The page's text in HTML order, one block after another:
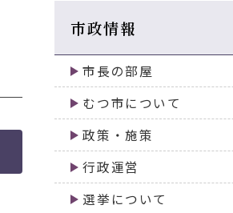
市政情報
市長の部屋
むつ市について
政策・施策
行政運営
選挙について